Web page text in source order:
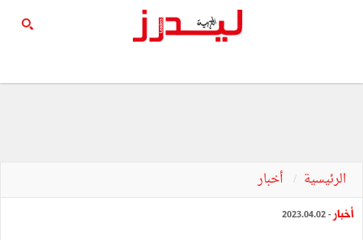
الرئيسية أخبار
أخبار - 2023.04.02